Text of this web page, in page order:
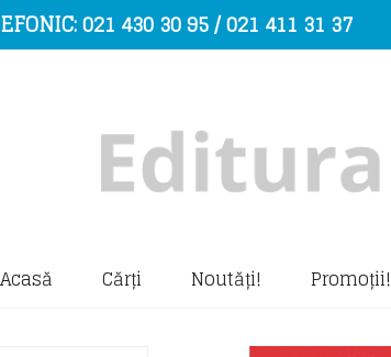
021 430 30 95 / 021 411 31 37
Acasă Cărți Noutăți! Promoții!